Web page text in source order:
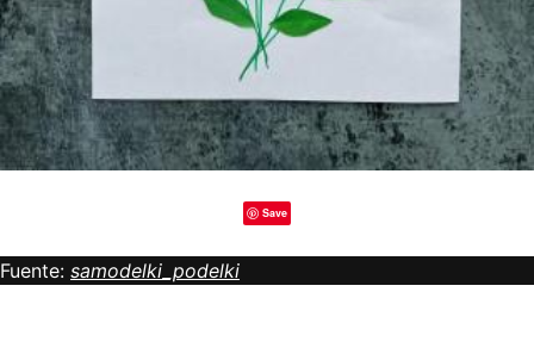
Save
Fuente: samodelki_podelki